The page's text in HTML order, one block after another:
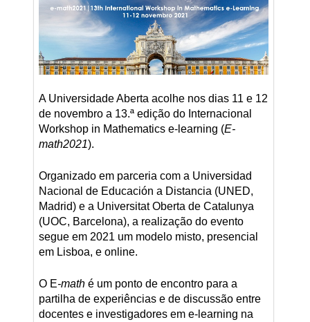
A Universidade Aberta acolhe nos dias 11 e 12
de novembro a 13.ª edição do Internacional
Workshop in Mathematics e-learning (E-
math2021).
Organizado em parceria com a Universidad
Nacional de Educación a Distancia (UNED,
Madrid) e a Universitat Oberta de Catalunya
(UOC, Barcelona), a realização do evento
segue em 2021 um modelo misto, presencial
em Lisboa, e online.
O E-mathé um ponto de encontro para a
partilha de experiências e de discussão entre
docentes e investigadores em e-learning na